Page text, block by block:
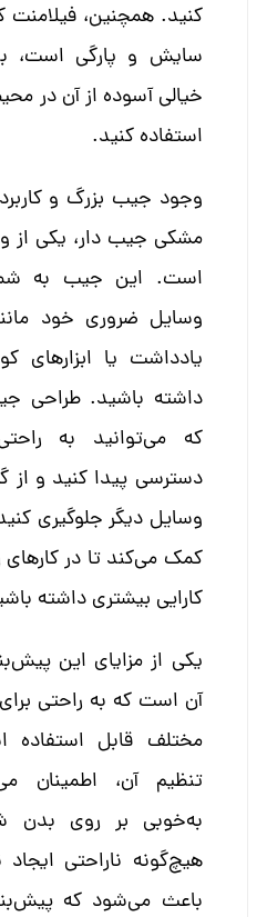
کنید. همچنین، فیلامنت
سایش و پارگی است،
خیالی آسوده از آن در
استفاده کنید.
وجود جیب بزرگ و
مشکی جیب دار، یکی از
است. این جیب به
وسایل ضروری خود
یادداشت یا
داشته باشید. طراحی
که می‌توانید به
دسترسی پیدا کنید و از
وسایل دیگر جلوگیری
کمک می‌کند تا در
کارایی بیشتری داشته
یکی از مزایای این
آن است که به راحتی برای
مختلف قابل استفاده
تنظیم آن، اطمینان
به‌خوبی بر روی بدن
هیچ‌گونه ناراحتی
باعث می‌شود که